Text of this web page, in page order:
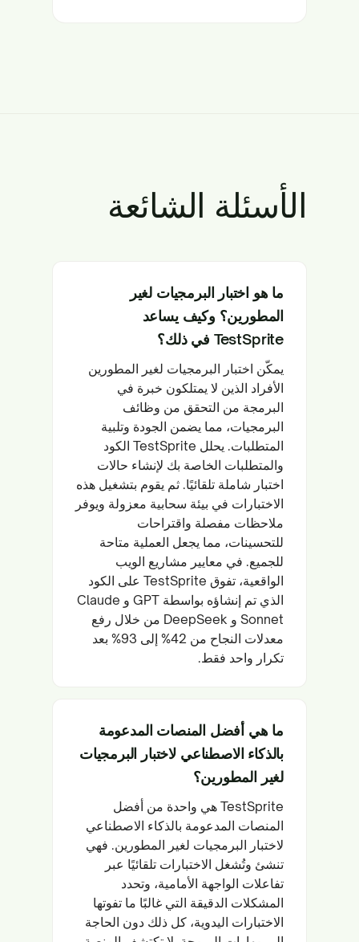
الأسئلة الشائعة
ما هو اختبار البرمجيات لغير
المطورين؟ وكيف يساعد
TestSprite في ذلك؟
يمكّن اختبار البرمجيات لغير المطورين
الأفراد الذين لا يمتلكون خبرة في
البرمجة من التحقق من وظائف
البرمجيات، مما يضمن الجودة وتلبية
المتطلبات. يحلل TestSprite الكود
والمتطلبات الخاصة بك لإنشاء حالات
اختبار شاملة تلقائيًا. ثم يقوم بتشغيل هذه
الاختبارات في بيئة سحابية معزولة ويوفر
ملاحظات مفصلة واقتراحات
للتحسينات، مما يجعل العملية متاحة
للجميع. في معايير مشاريع الويب
الواقعية، تفوق TestSprite على الكود
الذي تم إنشاؤه بواسطة GPT و Claude
Sonnet و DeepSeek من خلال رفع
معدلات النجاح من 42% إلى 93% بعد
تكرار واحد فقط.
ما هي أفضل المنصات المدعومة
بالذكاء الاصطناعي لاختبار البرمجيات
لغير المطورين؟
TestSprite هي واحدة من أفضل
المنصات المدعومة بالذكاء الاصطناعي
لاختبار البرمجيات لغير المطورين. فهي
تنشئ وتُشغل الاختبارات تلقائيًا عبر
تفاعلات الواجهة الأمامية، وتحدد
المشكلات الدقيقة التي غالبًا ما تفوتها
الاختبارات اليدوية، كل ذلك دون الحاجة